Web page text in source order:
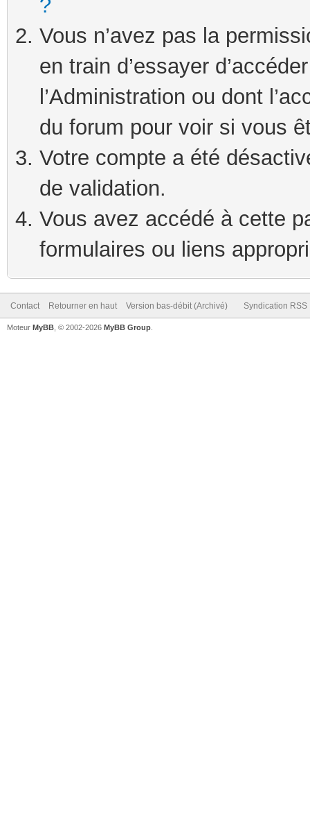
?
Vous n’avez pas la
en train d’essayer
l’Administration ou dont
du forum pour voir si vous
Votre compte a été
de validation.
Vous avez accédé à cette
formulaires ou liens
Contact Retourner en haut Version bas-débit (Archivé) Syndication RSS
Moteur MyBB , © 2002-2026 MyBB Group